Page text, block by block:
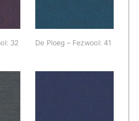
32 De Ploeg – Fezwool: 41